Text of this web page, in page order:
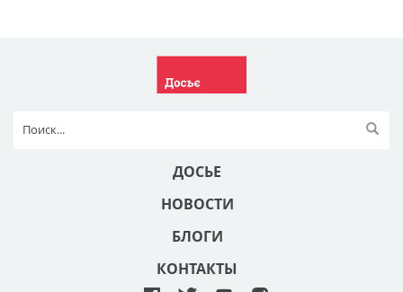
ДОСЬЕ
НОВОСТИ
БЛОГИ
КОНТАКТЫ